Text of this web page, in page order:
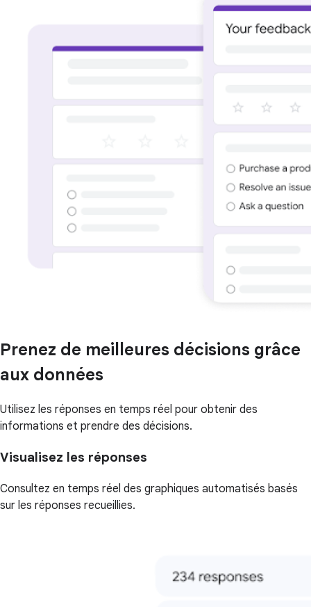
Prenez de meilleures décisions grâce
aux données
Utilisez les réponses en temps réel pour obtenir des
informations et prendre des décisions.
Visualisez les réponses
Consultez en temps réel des graphiques automatisés basés
sur les réponses recueillies.